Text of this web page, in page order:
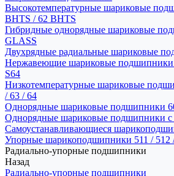
Высокотемпературные шариковые
BHTS / 62 BHTS
Гибридные однорядные шариковые
GLASS
Двухрядные радиальные шариковые
Нержавеющие шариковые подшипники
S64
Низкотемпературные шариковые
/ 63 / 64
Однорядные шариковые подшипники
Однорядные шариковые подшипники с
Самоустанавливающиеся
Упорные шарикоподшипники 511 / 512
Радиально-упорные подшипники
Назад
Радиально-упорные подшипники